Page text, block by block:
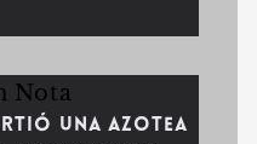
una azotea